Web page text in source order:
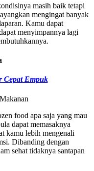
masih baik tetapi
mengingat banyak
Kamu dapat
menyimpannya lagi
Cepat Empuk
food apa saja yang mau
dapat memasaknya
kamu lebih mengenali
Dibanding dengan
sehat tidaknya santapan